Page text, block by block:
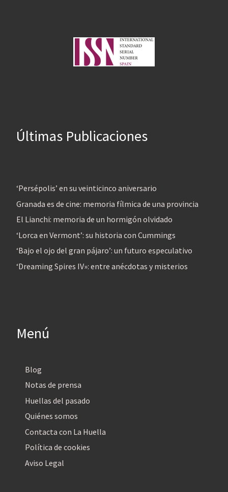
Últimas Publicaciones
‘Persépolis’ en su veinticinco aniversario
Granada es de cine: memoria fílmica de una provincia
El Lianchi: memoria de un hormigón olvidado
‘Lorca en Vermont’: su historia con Cummings
‘Bajo el ojo del gran pájaro’: un futuro especulativo
‘Dreaming Spires IV»: entre anécdotas y misterios
Menú
Blog
Notas de prensa
Huellas del pasado
Quiénes somos
Contacta con La Huella
Política de cookies
Aviso Legal